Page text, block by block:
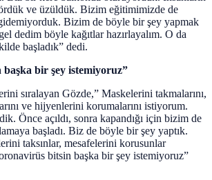
ve üzüldük. Bizim eğitimimizde de
Bizim de böyle bir şey yapmak
dedim böyle kağıtlar hazırlayalım. O da
başladık” dedi.
başka bir şey istemiyoruz”
sıralayan Gözde,” Maskelerini takmalarını,
ve hijyenlerini korumalarını istiyorum.
Önce açıldı, sonra kapandığı için bizim de
başladı. Biz de böyle bir şey yaptık.
taksınlar, mesafelerini korusunlar
bitsin başka bir şey istemiyoruz”